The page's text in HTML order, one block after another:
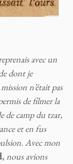
avec un
dont je
n’était pas
de filmer la
de camp du tzar,
et en fus
Avec mon
, nous avions